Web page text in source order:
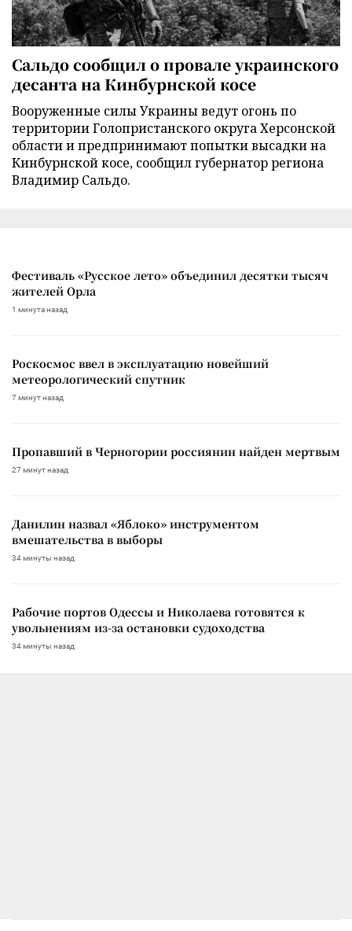
Сальдо сообщил о провале украинского
десанта на Кинбурнской косе
Вооруженные силы Украины ведут огонь по
территории Голопристанского округа Херсонской
области и предпринимают попытки высадки на
Кинбурнской косе, сообщил губернатор региона
Владимир Сальдо.
Фестиваль «Русское лето» объединил десятки тысяч
жителей Орла
1 минута назад
Роскосмос ввел в эксплуатацию новейший
метеорологический спутник
7 минут назад
Пропавший в Черногории россиянин найден мертвым
27 минут назад
Данилин назвал «Яблоко» инструментом
вмешательства в выборы
34 минуты назад
Рабочие портов Одессы и Николаева готовятся к
увольнениям из-за остановки судоходства
34 минуты назад